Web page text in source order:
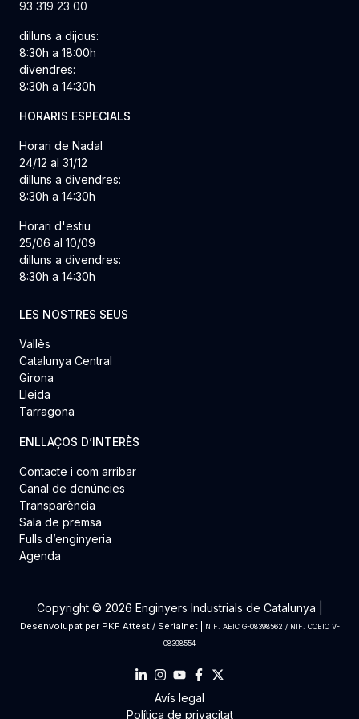
93 319 23 00
dilluns a dijous:
8:30h a 18:00h
divendres:
8:30h a 14:30h
HORARIS ESPECIALS
Horari de Nadal
24/12 al 31/12
dilluns a divendres:
8:30h a 14:30h
Horari d'estiu
25/06 al 10/09
dilluns a divendres:
8:30h a 14:30h
LES NOSTRES SEUS
Vallès
Catalunya Central
Girona
Lleida
Tarragona
ENLLAÇOS D’INTERÈS
Contacte i com arribar
Canal de denúncies
Transparència
Sala de premsa
Fulls d’enginyeria
Agenda
Copyright © 2026 Enginyers Industrials de Catalunya |
Desenvolupat per PKF Attest/ Serialnet|
NIF. AEIC G-08398562 / NIF. COEIC V-
08398554
Avís legal
Política de privacitat